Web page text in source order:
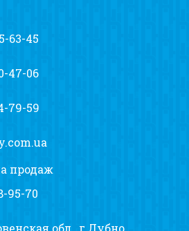
63-45
47-06
79-59
продаж
95-70
обл., г.Дубно,